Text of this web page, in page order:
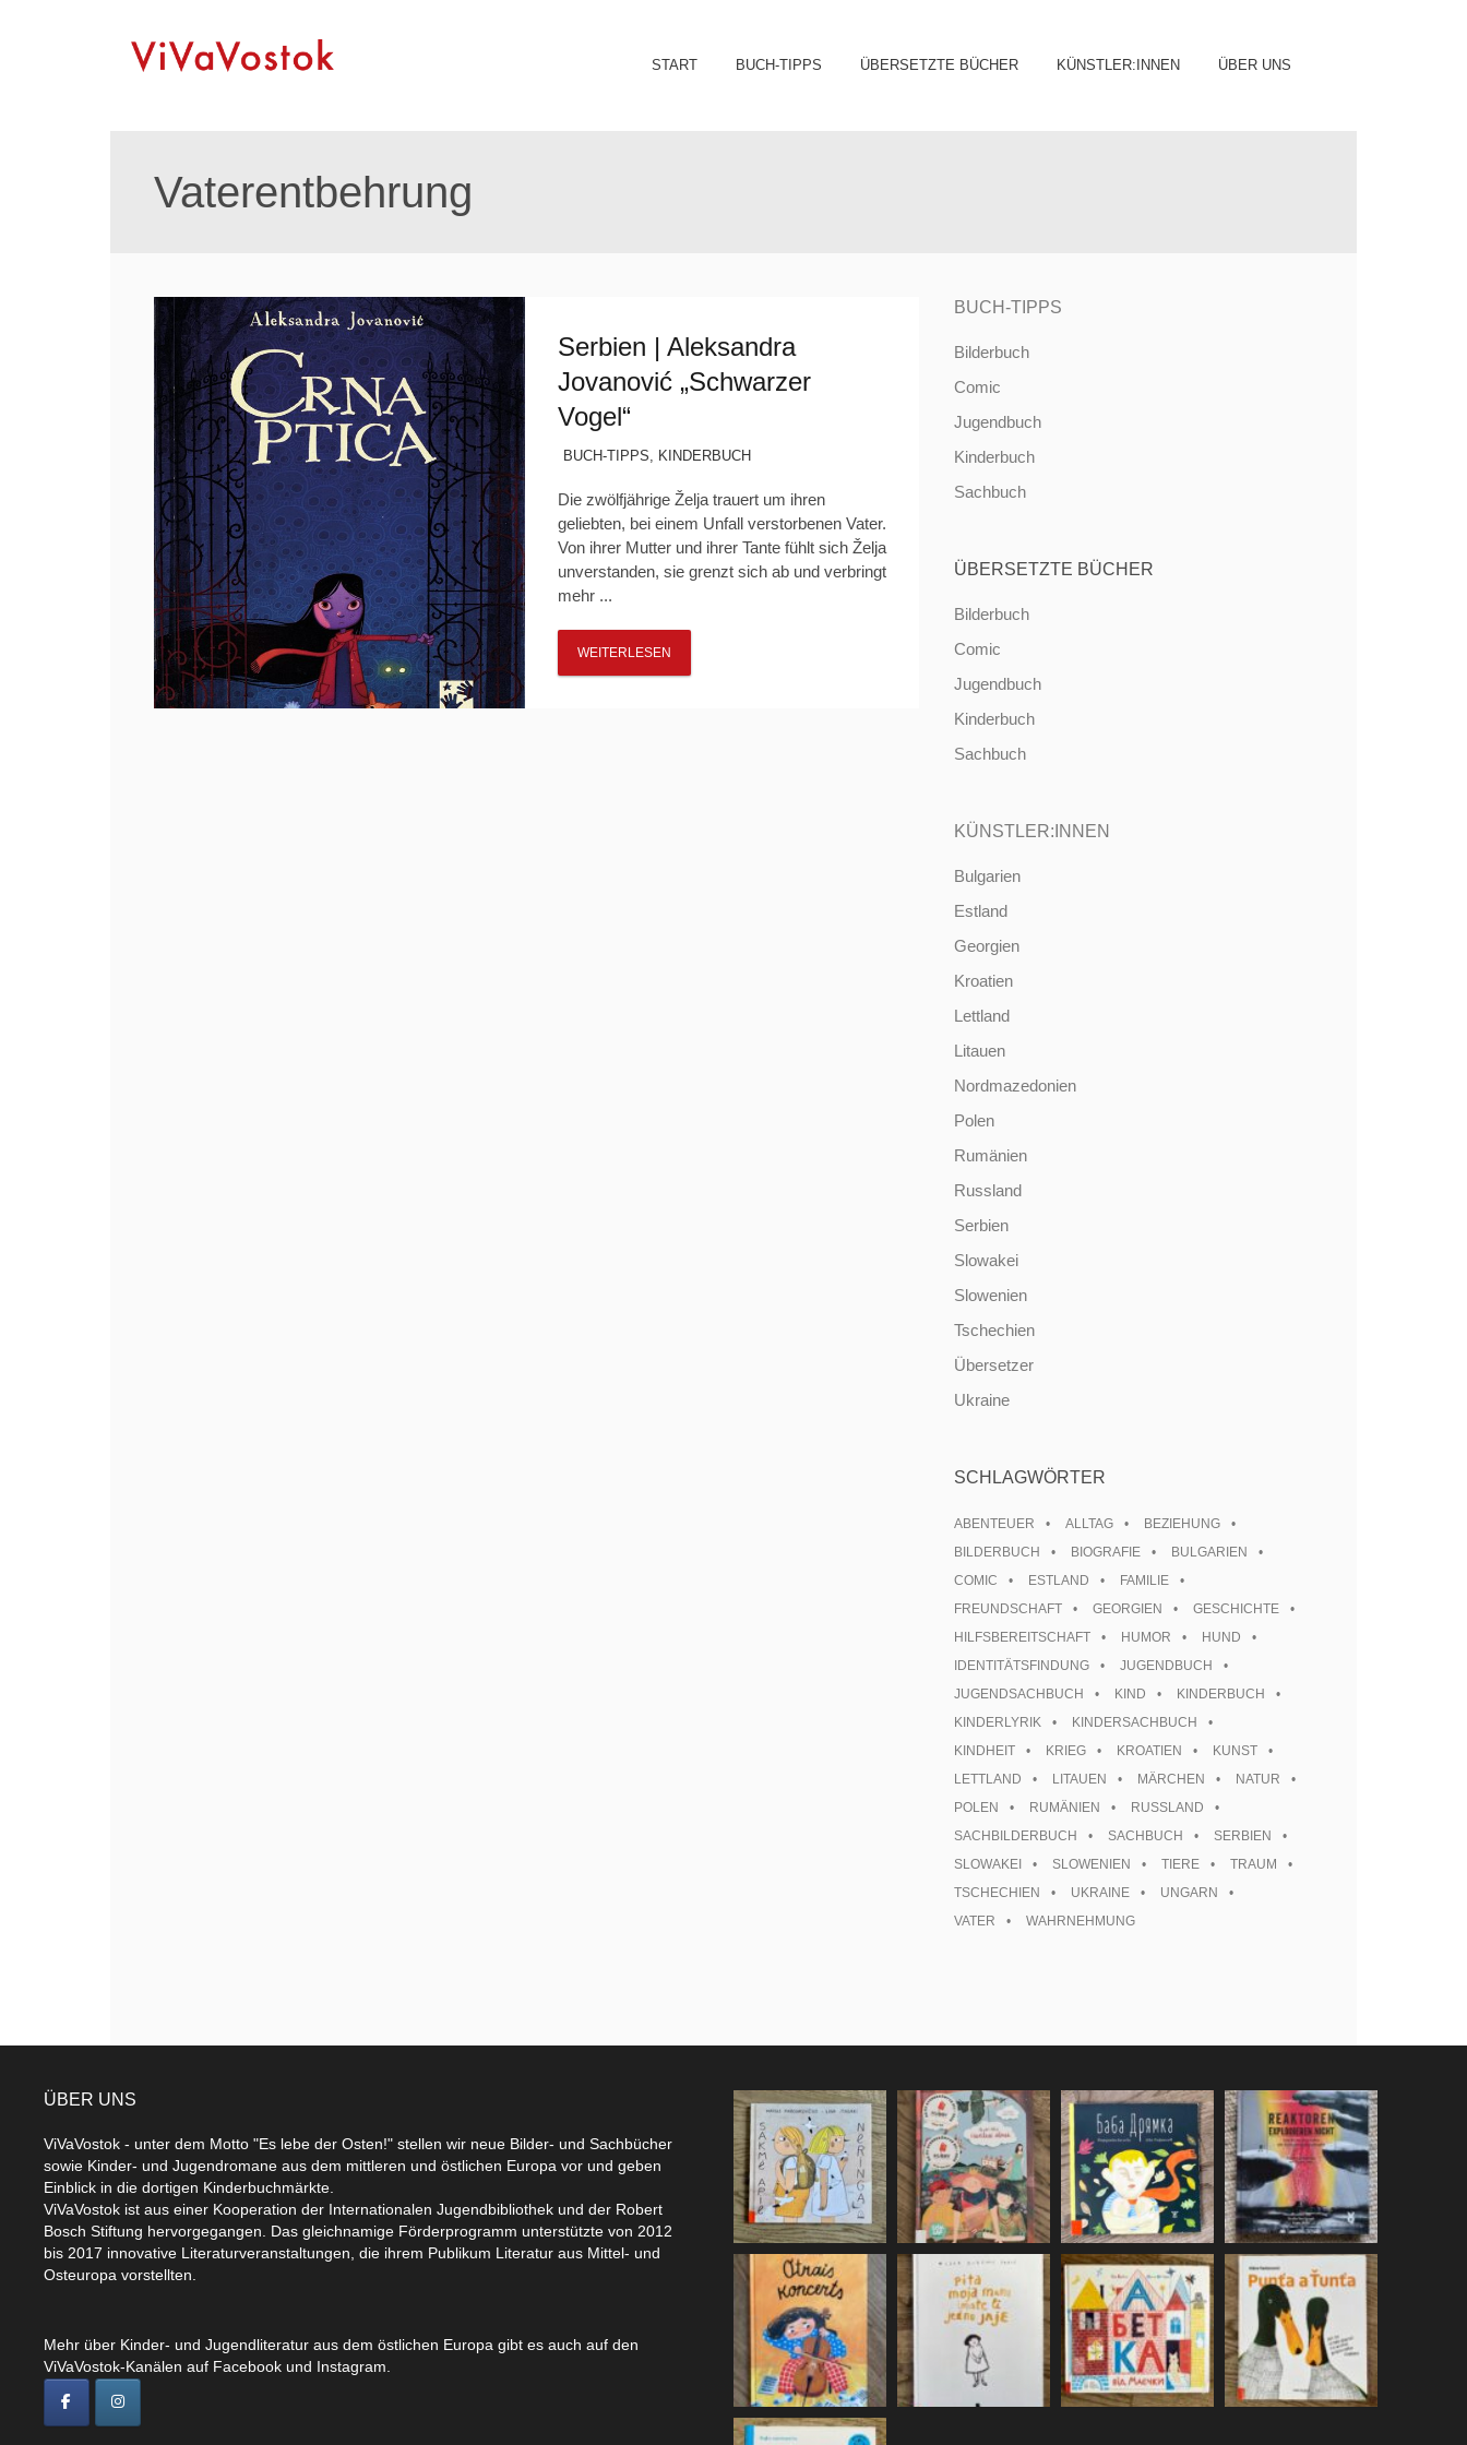
Skip
START BUCH-TIPPS ÜBERSETZTE BÜCHER KÜNSTLER:INNEN ÜBER UNS
Vaterentbehrung
Serbien | Aleksandra
Jovanović „Schwarzer
Vogel“
BUCH-TIPPS, KINDERBUCH
Die zwölfjährige Želja trauert um ihren
geliebten, bei einem Unfall verstorbenen Vater.
Von ihrer Mutter und ihrer Tante fühlt sich Želja
unverstanden, sie grenzt sich ab und verbringt
mehr ...
WEITERLESEN
BUCH-TIPPS
Bilderbuch
Comic
Jugendbuch
Kinderbuch
Sachbuch
ÜBERSETZTE BÜCHER
Bilderbuch
Comic
Jugendbuch
Kinderbuch
Sachbuch
KÜNSTLER:INNEN
Bulgarien
Estland
Georgien
Kroatien
Lettland
Litauen
Nordmazedonien
Polen
Rumänien
Russland
Serbien
Slowakei
Slowenien
Tschechien
Übersetzer
Ukraine
SCHLAGWÖRTER
ABENTEUER ALLTAG
BEZIEHUNG
BILDERBUCH
BIOGRAFIE
BULGARIEN
COMIC
ESTLAND
FAMILIE
FREUNDSCHAFT
GEORGIEN
GESCHICHTE
HILFSBEREITSCHAFT
HUMOR
HUND
IDENTITÄTSFINDUNG
JUGENDBUCH
JUGENDSACHBUCH
KIND
KINDERBUCH
KINDERLYRIK
KINDERSACHBUCH
KINDHEIT
KRIEG KROATIEN
KUNST
LETTLAND
LITAUEN MÄRCHEN
NATUR
POLEN
RUMÄNIEN
RUSSLAND
SACHBILDERBUCH
SACHBUCH
SERBIEN
SLOWAKEI
SLOWENIEN TIERE
TRAUM
TSCHECHIEN
UKRAINE
UNGARN
VATER
WAHRNEHMUNG
ÜBER UNS
ViVaVostok - unter dem Motto "Es lebe der Osten!" stellen wir neue Bilder- und Sachbücher
sowie Kinder- und Jugendromane aus dem mittleren und östlichen Europa vor und geben
Einblick in die dortigen Kinderbuchmärkte.
ViVaVostok ist aus einer Kooperation der Internationalen Jugendbibliothek und der Robert
Bosch Stiftung hervorgegangen. Das gleichnamige Förderprogramm unterstützte von 2012
bis 2017 innovative Literaturveranstaltungen, die ihrem Publikum Literatur aus Mittel- und
Osteuropa vorstellten.
Mehr über Kinder- und Jugendliteratur aus dem östlichen Europa gibt es auch auf den
ViVaVostok-Kanälen auf Facebook und Instagram.